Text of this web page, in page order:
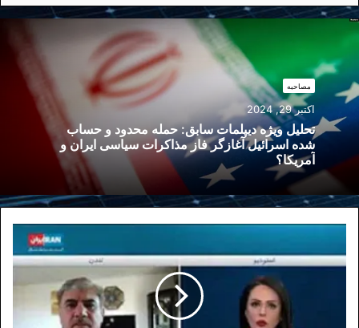
مصاحبه
اکتبر 29, 2024
تحلیل ویژه دیپلمات سابق: حمله محدود و حساب
شده اسرائیل آغازگر فاز مذاکرات سیاسی ایران و
آمریکا؟